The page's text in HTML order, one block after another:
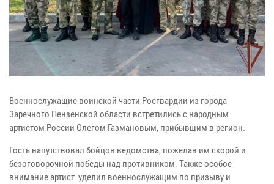
Военнослужащие воинской части Росгвардии из города
Заречного Пензенской области встретились с народным
артистом России Олегом Газмановым, прибывшим в регион.
Гость напутствовал бойцов ведомства, пожелав им скорой и
безоговорочной победы над противником. Также особое
внимание артист уделил военнослужащим по призыву и